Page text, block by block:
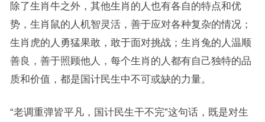
除了生肖牛之外，其他生肖的人也有各自的特点和优
势，生肖鼠的人机智灵活，善于应对各种复杂的情况；
生肖虎的人勇猛果敢，敢于面对挑战；生肖兔的人温顺
善良，善于照顾他人，每个生肖的人都有自己独特的品
质和价值，都是国计民生中不可或缺的力量。
“老调重弹皆平凡，国计民生干不完”这句话，既是对生